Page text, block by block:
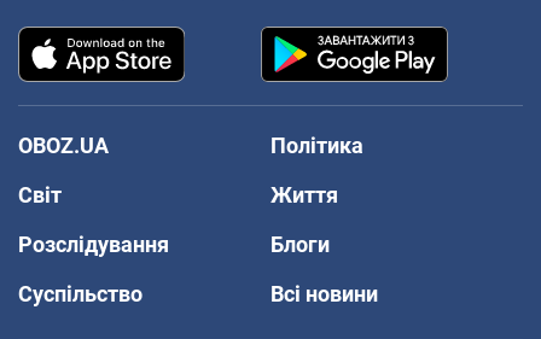
OBOZ.UA
Політика
Світ
Життя
Розслідування
Блоги
Суспільство
Всі новини